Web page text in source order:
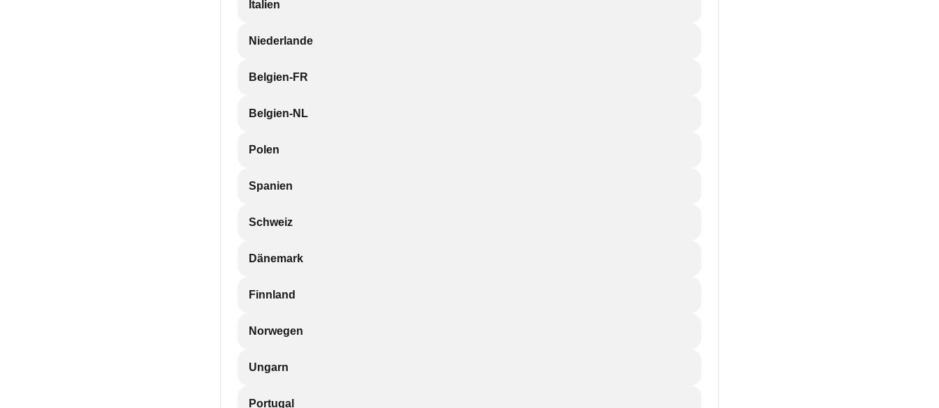
Italien
Niederlande
Belgien-FR
Belgien-NL
Polen
Spanien
Schweiz
Dänemark
Finnland
Norwegen
Ungarn
Portugal